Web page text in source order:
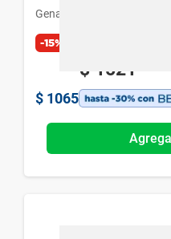
Genacol
-15%
$ 1521
$ 1065